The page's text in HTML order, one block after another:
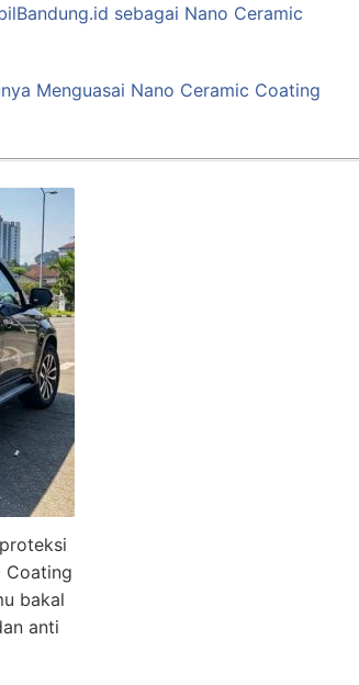
sebagai Nano Ceramic
Menguasai Nano Ceramic Coating
Coating
bakal
anti